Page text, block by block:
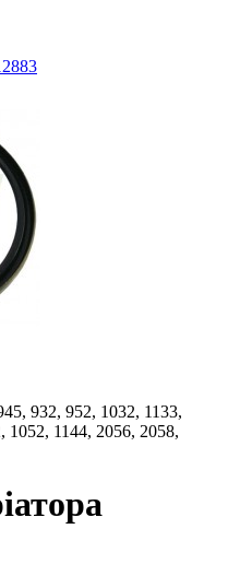
932, 952, 1032, 1133,
1052, 1144, 2056, 2058,